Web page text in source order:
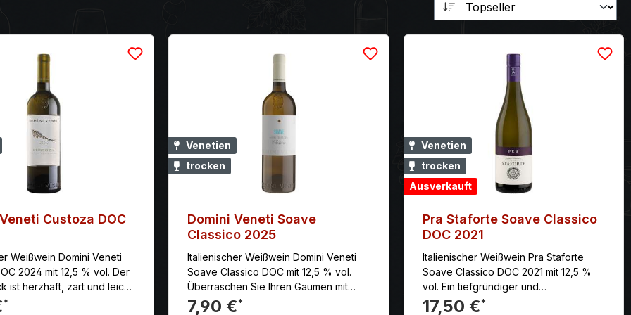
Custoza DOC
Weißwein Domini Veneti
2024 mit 12,5 % vol. Der
ist herzhaft, zart und leicht
Verbündeter in
*
Venetien
trocken
Domini Veneti Soave
Classico 2025
Italienischer Weißwein Domini Veneti
Soave Classico DOC mit 12,5 % vol.
Überraschen Sie Ihren Gaumen mit
dem für die Rebsorte Garganega
7,90 €*
Venetien
trocken
Ausverkauft
Pra Staforte Soave Classico
DOC 2021
Italienischer Weißwein Pra Staforte
Soave Classico DOC 2021 mit 12,5 %
vol. Ein tiefgründiger und
spannungsgeladener Wein mit einem
17,50 €*